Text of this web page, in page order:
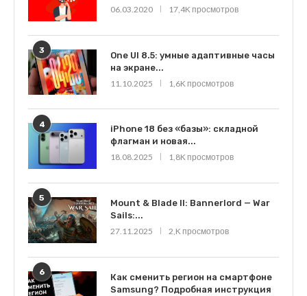
06.03.2020
17,4K просмотров
3
One UI 8.5: умные адаптивные часы
на экране...
11.10.2025
1,6K просмотров
4
iPhone 18 без «базы»: складной
флагман и новая...
18.08.2025
1,8K просмотров
5
Mount & Blade II: Bannerlord — War
Sails:...
27.11.2025
2,K просмотров
6
Как сменить регион на смартфоне
Samsung? Подробная инструкция